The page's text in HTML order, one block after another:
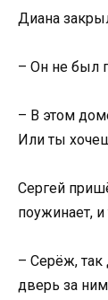
Диана
– Он не был
– В этом
Или ты
Сергей
поужинает,
– Серёж, так
дверь за